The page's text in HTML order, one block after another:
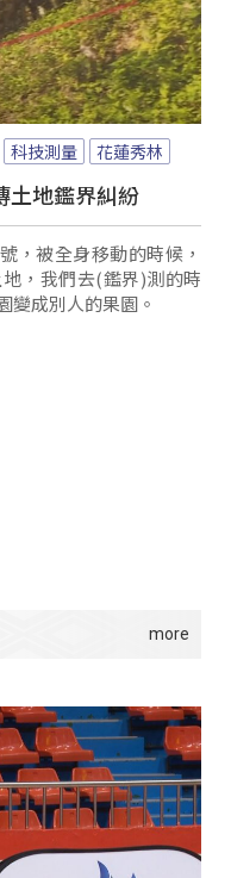
科技測量 花蓮秀林
土地鑑界糾紛
，被全身移動的時候，
，我們去(鑑界)測的時
變成別人的果園。